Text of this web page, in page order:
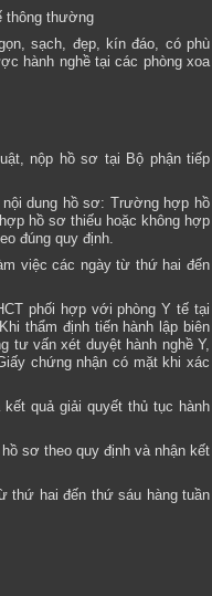
thông thường
sạch, đẹp, kín đáo, có phù
hành nghề tại các phòng xoa
nộp hồ sơ tại Bộ phận tiếp
dung hồ sơ: Trường hợp hồ
hồ sơ thiếu hoặc không hợp
đúng quy định.
việc các ngày từ thứ hai đến
phối hợp với phòng Y tế tại
thẩm định tiến hành lập biên
tư vấn xét duyệt hành nghề Y,
chứng nhận có mặt khi xác
quả giải quyết thủ tục hành
sơ theo quy định và nhận kết
thứ hai đến thứ sáu hàng tuần